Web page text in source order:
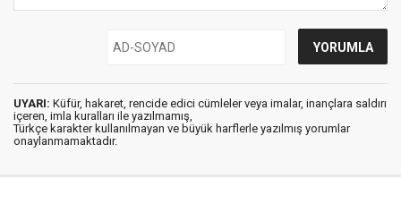
UYARI: Küfür, hakaret, rencide edici cümleler veya imalar, inançlara saldırı
içeren, imla kuralları ile yazılmamış,
Türkçe karakter kullanılmayan ve büyük harflerle yazılmış yorumlar
onaylanmamaktadır.